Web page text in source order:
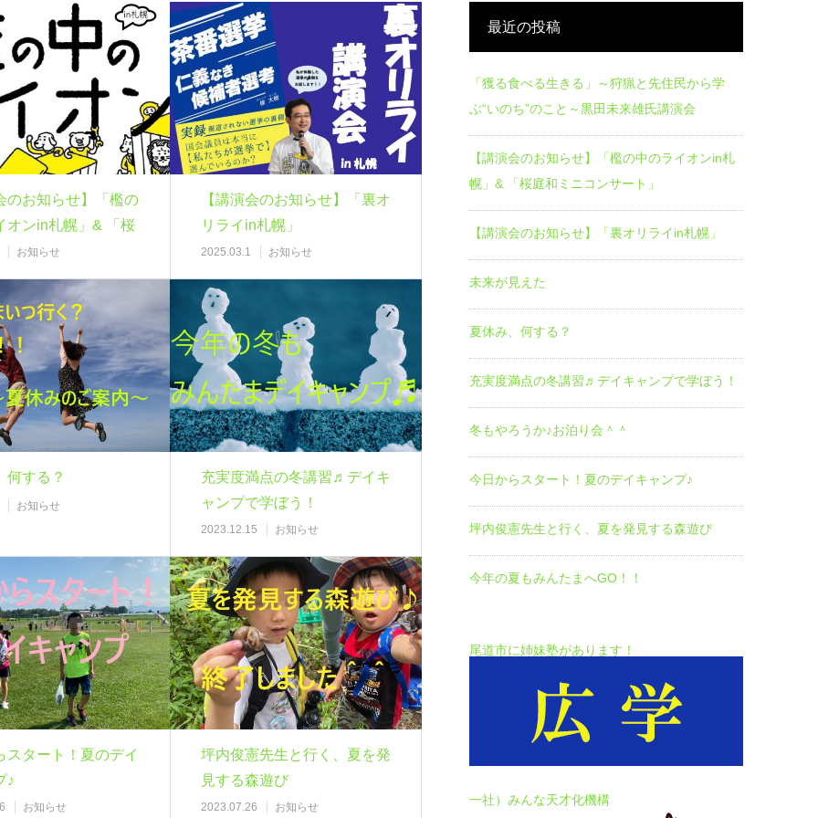
のお知らせ】「檻の
オンin札幌」& 「桜
お知らせ
【講演会のお知らせ】「裏オ
リライin札幌」
2025.03.1 お知らせ
何する？
お知らせ
充実度満点の冬講習♬デイキ
ャンプで学ぼう！
2023.12.15 お知らせ
スタート！夏のデイ
♪
お知らせ
坪内俊憲先生と行く、夏を発
見する森遊び
2023.07.26 お知らせ
最近の投稿
「獲る食べる生きる」～狩猟と先住民から学
ぶ“いのち”のこと～黒田未来雄氏講演会
【講演会のお知らせ】「檻の中のライオンin札
幌」& 「桜庭和ミニコンサート」
【講演会のお知らせ】「裏オリライin札幌」
未来が見えた
夏休み、何する？
充実度満点の冬講習♬デイキャンプで学ぼう！
冬もやろうか♪お泊り会＾＾
今日からスタート！夏のデイキャンプ♪
坪内俊憲先生と行く、夏を発見する森遊び
今年の夏もみんたまへGO！！
尾道市に姉妹塾があります！
一社）みんな天才化機構